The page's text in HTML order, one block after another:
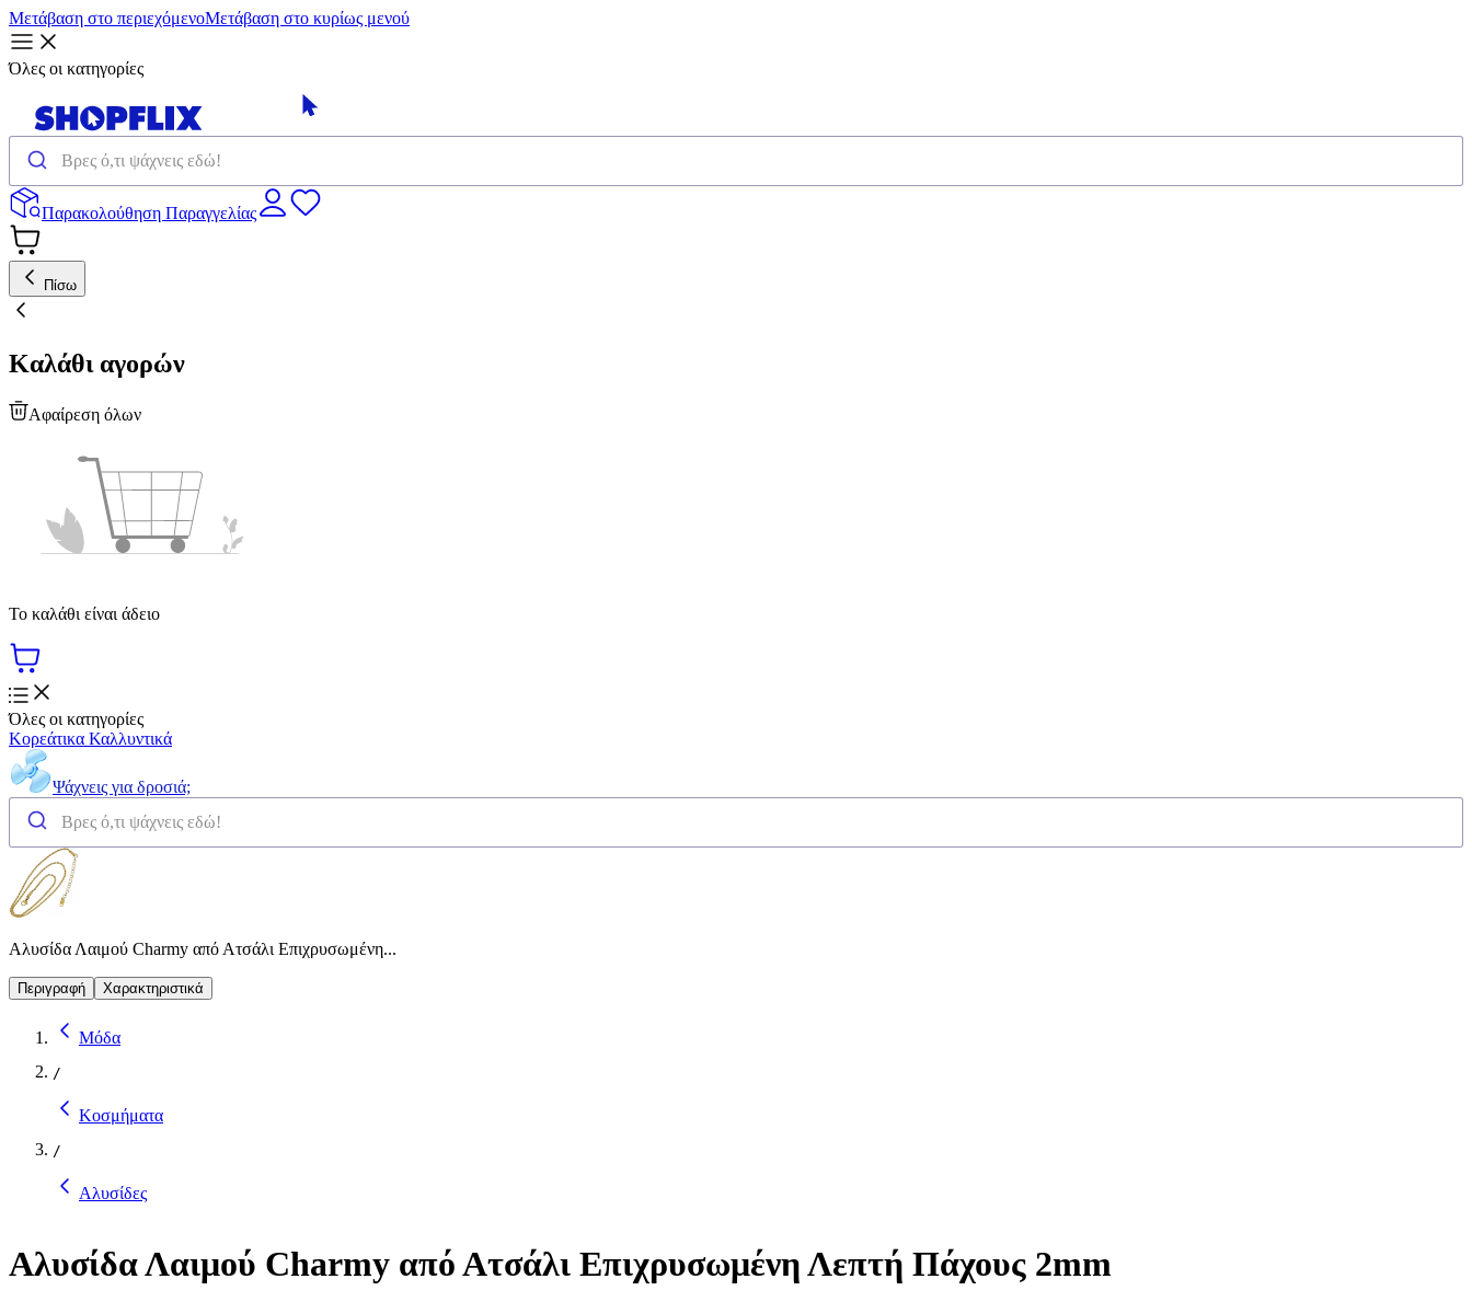
Μετάβαση στο περιεχόμενοΜετάβαση στο κυρίως μενού
Όλες οι κατηγορίες
Παρακολούθηση Παραγγελίας
Πίσω
Καλάθι αγορών
Αφαίρεση όλων
Το καλάθι είναι άδειο
Όλες οι κατηγορίες
Κορεάτικα Καλλυντικά
Ψάχνεις για δροσιά;
Αλυσίδα Λαιμού Charmy από Ατσάλι Επιχρυσωμένη...
Περιγραφή Χαρακτηριστικά
Μόδα
/
Κοσμήματα
/
Αλυσίδες
Αλυσίδα Λαιμού Charmy από Ατσάλι Επιχρυσωμένη Λεπτή Πάχους 2mm